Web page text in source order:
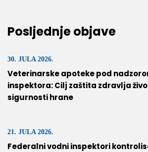
Posljednje objave
30. JULA 2026.
Veterinarske apoteke pod
inspektora: Cilj zaštita zdravlja
sigurnosti hrane
21. JULA 2026.
Federalni vodni inspektori